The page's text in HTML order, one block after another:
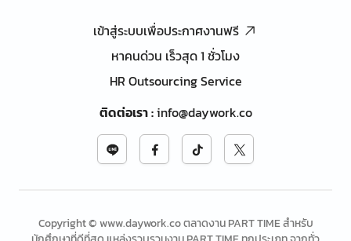
เข้าสู่ระบบเพื่อประกาศงานฟรี
หาคนด่วน เร็วสุด 1 ชั่วโมง
HR Outsourcing Service
ติดต่อเรา:info@daywork.co
Copyright © www.daywork.co ตลาดงาน PART TIME สำหรับ